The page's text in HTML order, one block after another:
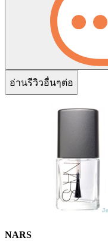
อ่านรีวิวอื่นๆต่อ
NARS